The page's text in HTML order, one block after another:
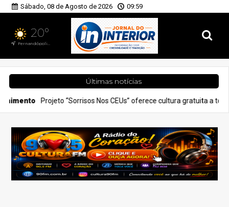
Sábado, 08 de Agosto de 2026 09:59
20°
Fernandópolis, SP
Últimas notícias
“Sorrisos Nos CEUs” oferece cultura gratuita a todos Geral